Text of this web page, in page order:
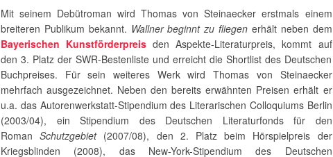
Mit seinem Debütroman wird Thomas von Steinaecker erstmals einem
breiteren Publikum bekannt. Wallner beginnt zu fliegen erhält neben dem
Bayerischen Kunstförderpreis den Aspekte-Literaturpreis, kommt auf
den 3. Platz der SWR-Bestenliste und erreicht die Shortlist des Deutschen
Buchpreises. Für sein weiteres Werk wird Thomas von Steinaecker
mehrfach ausgezeichnet. Neben den bereits erwähnten Preisen erhält er
u.a. das Autorenwerkstatt-Stipendium des Literarischen Colloquiums Berlin
(2003/04), ein Stipendium des Deutschen Literaturfonds für den
RomanSchutzgebiet(2007/08), den 2. Platz beim Hörspielpreis der
Kriegsblinden (2008), das New-York-Stipendium des Deutschen